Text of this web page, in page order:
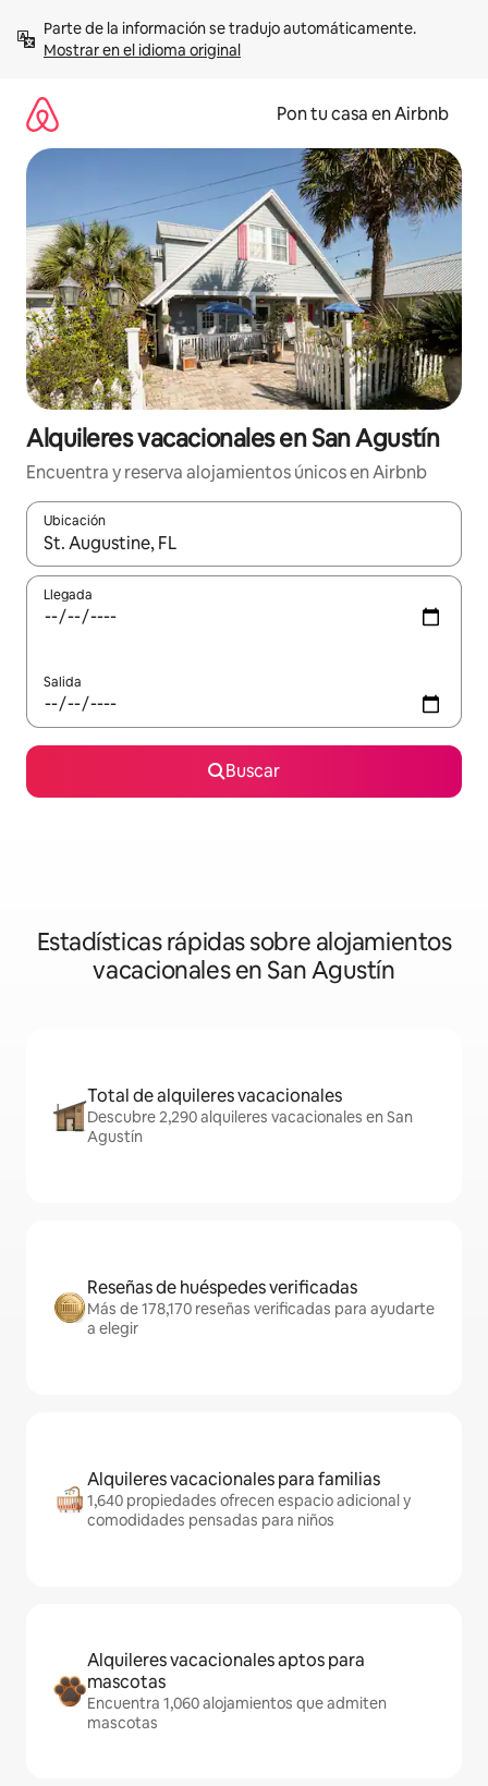
contenidoMostrar en el idioma original
Pon tu casa en Airbnb
Alquileres vacacionales en San Agustín
Encuentra y reserva alojamientos únicos en Airbnb
Ubicación
Cuando los resultados estén disponibles, navega con las
Llegada
Salida
Buscar
Estadísticas rápidas sobre alojamientos
vacacionales en San Agustín
Total de alquileres vacacionales
Descubre 2,290 alquileres vacacionales en San
Agustín
Reseñas de huéspedes verificadas
Más de 178,170 reseñas verificadas para ayudarte
a elegir
Alquileres vacacionales para familias
1,640 propiedades ofrecen espacio adicional y
comodidades pensadas para niños
Alquileres vacacionales aptos para
mascotas
Encuentra 1,060 alojamientos que admiten
mascotas